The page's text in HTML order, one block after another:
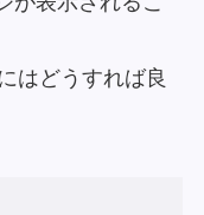
はどうすれば良